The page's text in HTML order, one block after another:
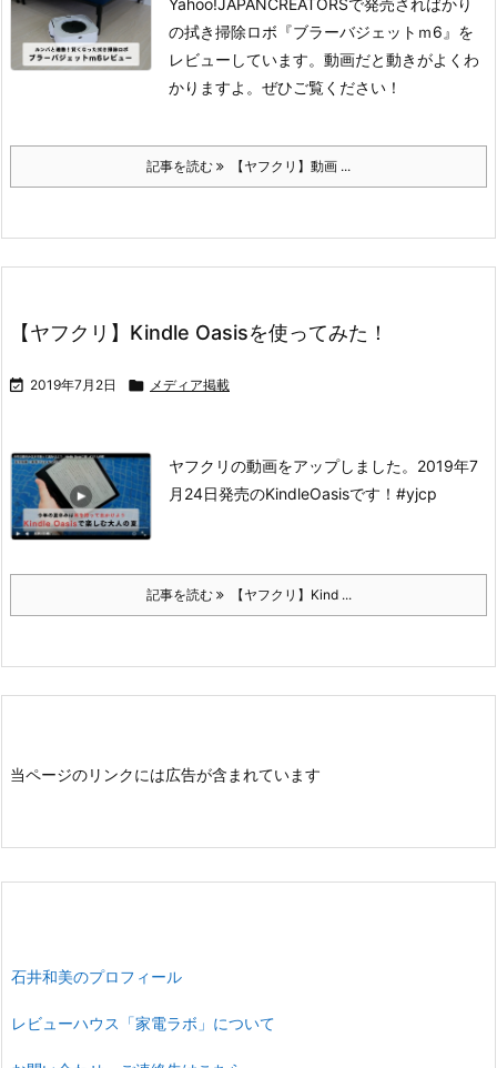
Yahoo!JAPANCREATORSで発売さればかり
の拭き掃除ロボ『ブラーバジェットｍ6』を
レビューしています。動画だと動きがよくわ
かりますよ。ぜひご覧ください！
記事を読む 【ヤフクリ】動画 ...
【ヤフクリ】Kindle Oasisを使ってみた！
 2019年7月2日  メディア掲載
ヤフクリの動画をアップしました。2019年7
月24日発売のKindleOasisです！ #yjcp
記事を読む 【ヤフクリ】Kind ...
当ページのリンクには広告が含まれています
石井和美のプロフィール
レビューハウス「家電ラボ」について